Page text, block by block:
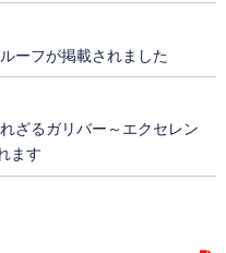
ーフが掲載されました
ざるガリバー～エクセレン
ます